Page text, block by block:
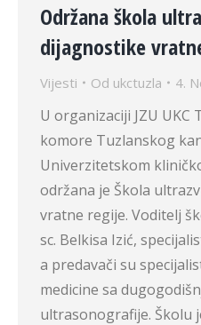
Održana škola
dijagnostike
Vijesti Od ukctuzla 4.
U organizaciji JZU UKC
komore Tuzlanskog
Univerzitetskom
održana je Škola
vratne regije. Voditelj
sc. Belkisa Izić,
a predavači su
medicine sa
ultrasonografije. Školu